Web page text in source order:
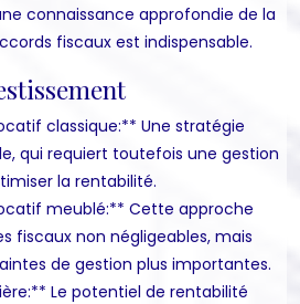
connaissance approfondie de la
fiscaux est indispensable.
classique:** Une stratégie
qui requiert toutefois une gestion
la rentabilité.
meublé:** Cette approche
fiscaux non négligeables, mais
de gestion plus importantes.
Le potentiel de rentabilité